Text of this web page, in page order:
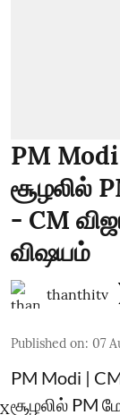
PM
சூழலில்
- CM
விஷயம்
thanthitv
Published on: 07
PM Modi |
சூழலில் PM
X